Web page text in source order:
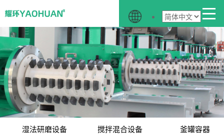
湿法研磨设备 搅拌混合设备 釜罐容器